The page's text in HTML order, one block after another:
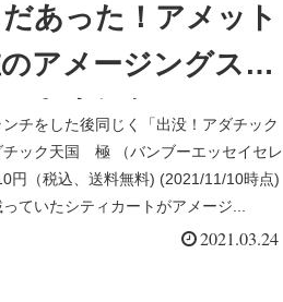
あった！アメット
アメージングスク
きました
チをした後同じく「出没！アダチック
ック天国 極 （バンブーエッセイセレ
円（税込、送料無料) (2021/11/10時点)
ていたシティカートがアメージ...
2021.03.24